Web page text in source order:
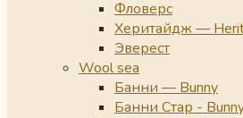
Фловерс
Херитайдж —
Эверест
Wool sea
Банни — Bunny
Банни Стар -